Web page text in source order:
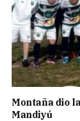
Montaña dio
Mandiyú